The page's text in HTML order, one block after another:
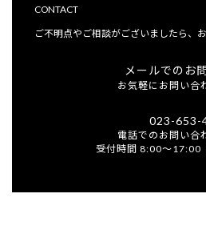
CONTACT
ご不明点やご相談がございましたら、
メールでのお
お気軽にお問い合
023-653-
電話でのお問い合
受付時間 8:00～17:00